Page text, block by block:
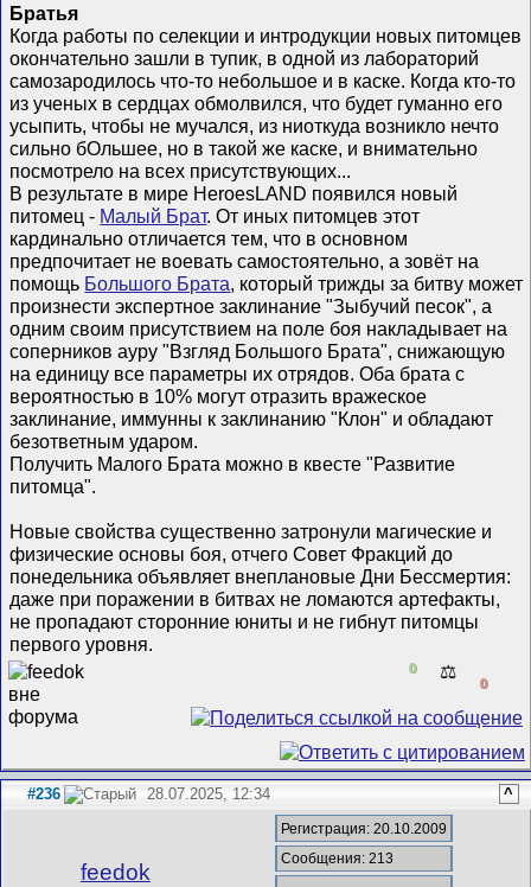
Братья
Когда работы по селекции и интродукции новых питомцев
окончательно зашли в тупик, в одной из лабораторий
самозародилось что-то небольшое и в каске. Когда кто-то
из ученых в сердцах обмолвился, что будет гуманно его
усыпить, чтобы не мучался, из ниоткуда возникло нечто
сильно бОльшее, но в такой же каске, и внимательно
посмотрело на всех присутствующих...
В результате в мире HeroesLAND появился новый
питомец - Малый Брат. От иных питомцев этот
кардинально отличается тем, что в основном
предпочитает не воевать самостоятельно, а зовёт на
помощь Большого Брата, который трижды за битву может
произнести экспертное заклинание "Зыбучий песок", а
одним своим присутствием на поле боя накладывает на
соперников ауру "Взгляд Большого Брата", снижающую
на единицу все параметры их отрядов. Оба брата с
вероятностью в 10% могут отразить вражеское
заклинание, иммунны к заклинанию "Клон" и обладают
безответным ударом.
Получить Малого Брата можно в квесте "Развитие
питомца".
Новые свойства существенно затронули магические и
физические основы боя, отчего Совет Фракций до
понедельника объявляет внеплановые Дни Бессмертия:
даже при поражении в битвах не ломаются артефакты,
не пропадают сторонние юниты и не гибнут питомцы
первого уровня.
0 ⚖️
0
#236 28.07.2025, 12:34 ^
feedok
Регистрация: 20.10.2009
Сообщения: 213